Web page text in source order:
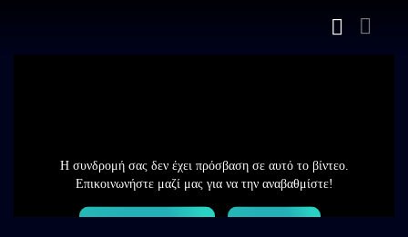
Η συνδρομή σας δεν έχει πρόσβαση σε αυτό το βίντεο.
Επικοινωνήστε μαζί μας για να την αναβαθμίστε!